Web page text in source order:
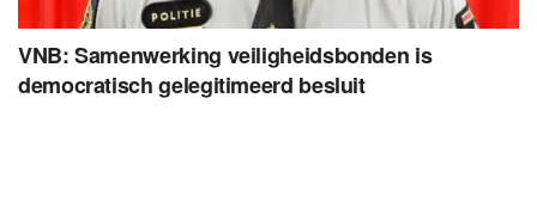
VNB: Samenwerking veiligheidsbonden is
democratisch gelegitimeerd besluit